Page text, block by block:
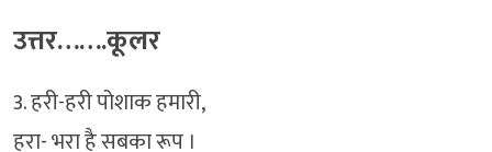
उत्तर…….कूलर
3. हरी-हरी पोशाक हमारी,
हरा- भरा है सबका रूप ।